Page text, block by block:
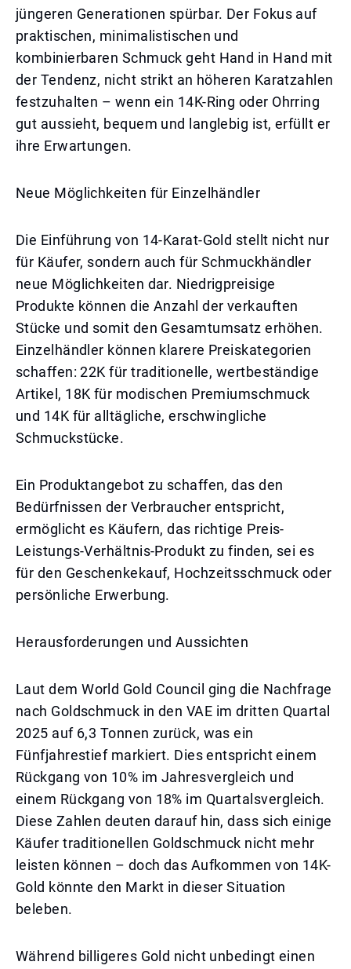
jüngeren Generationen spürbar. Der Fokus auf
praktischen, minimalistischen und
kombinierbaren Schmuck geht Hand in Hand mit
der Tendenz, nicht strikt an höheren Karatzahlen
festzuhalten – wenn ein 14K-Ring oder Ohrring
gut aussieht, bequem und langlebig ist, erfüllt er
ihre Erwartungen.
Neue Möglichkeiten für Einzelhändler
Die Einführung von 14-Karat-Gold stellt nicht nur
für Käufer, sondern auch für Schmuckhändler
neue Möglichkeiten dar. Niedrigpreisige
Produkte können die Anzahl der verkauften
Stücke und somit den Gesamtumsatz erhöhen.
Einzelhändler können klarere Preiskategorien
schaffen: 22K für traditionelle, wertbeständige
Artikel, 18K für modischen Premiumschmuck
und 14K für alltägliche, erschwingliche
Schmuckstücke.
Ein Produktangebot zu schaffen, das den
Bedürfnissen der Verbraucher entspricht,
ermöglicht es Käufern, das richtige Preis-
Leistungs-Verhältnis-Produkt zu finden, sei es
für den Geschenkekauf, Hochzeitsschmuck oder
persönliche Erwerbung.
Herausforderungen und Aussichten
Laut dem World Gold Council ging die Nachfrage
nach Goldschmuck in den VAE im dritten Quartal
2025 auf 6,3 Tonnen zurück, was ein
Fünfjahrestief markiert. Dies entspricht einem
Rückgang von 10% im Jahresvergleich und
einem Rückgang von 18% im Quartalsvergleich.
Diese Zahlen deuten darauf hin, dass sich einige
Käufer traditionellen Goldschmuck nicht mehr
leisten können – doch das Aufkommen von 14K-
Gold könnte den Markt in dieser Situation
beleben.
Während billigeres Gold nicht unbedingt einen